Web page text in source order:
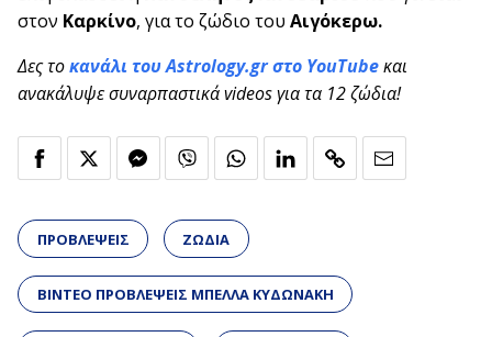
στον Καρκίνο, για το ζώδιο του Αιγόκερω.
Δες τοκανάλι του Astrology.gr στο YouTubeκαι
ανακάλυψε συναρπαστικά videos για τα 12 ζώδια!
ΠΡΟΒΛΕΨΕΙΣ ΖΩΔΙΑ
ΒΙΝΤΕΟ ΠΡΟΒΛΕΨΕΙΣ ΜΠΕΛΛΑ ΚΥΔΩΝΑΚΗ